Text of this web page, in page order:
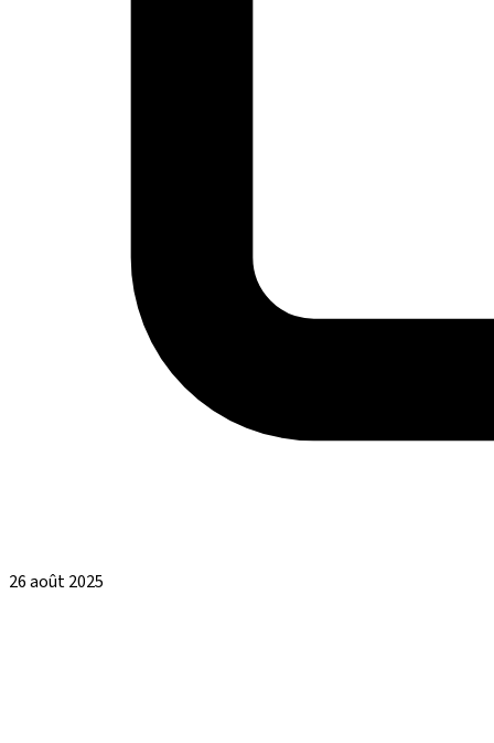
26 août 2025